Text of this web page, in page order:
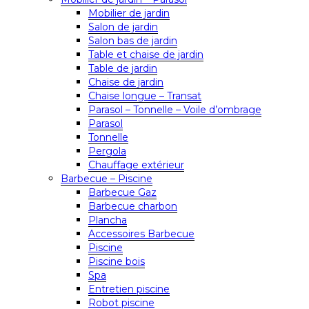
Mobilier de jardin
Salon de jardin
Salon bas de jardin
Table et chaise de jardin
Table de jardin
Chaise de jardin
Chaise longue – Transat
Parasol – Tonnelle – Voile d’ombrage
Parasol
Tonnelle
Pergola
Chauffage extérieur
Barbecue – Piscine
Barbecue Gaz
Barbecue charbon
Plancha
Accessoires Barbecue
Piscine
Piscine bois
Spa
Entretien piscine
Robot piscine